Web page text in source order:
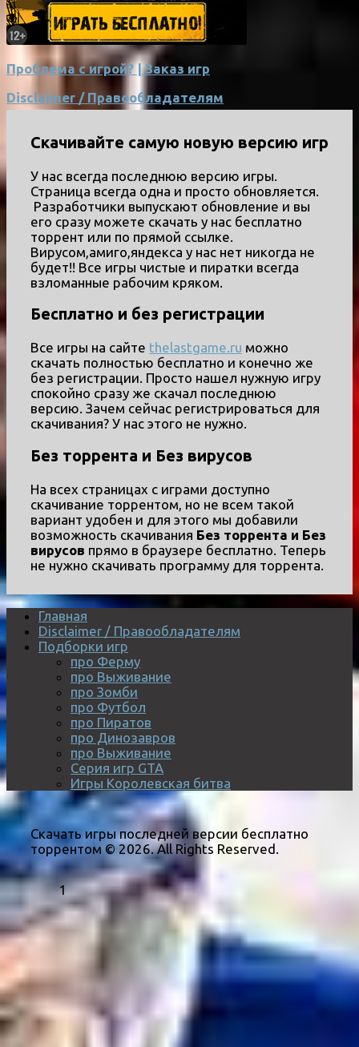
Проблема с игрой? | Заказ игр
Disclaimer / Правообладателям
Скачивайте самую новую версию игр
У нас всегда последнюю версию игры.
Страница всегда одна и просто обновляется.
Разработчики выпускают обновление и вы
его сразу можете скачать у нас бесплатно
торрент или по прямой ссылке.
Вирусом,амиго,яндекса у нас нет никогда не
будет!! Все игры чистые и пиратки всегда
взломанные рабочим кряком.
Бесплатно и без регистрации
Все игры на сайте thelastgame.ru можно
скачать полностью бесплатно и конечно же
без регистрации. Просто нашел нужную игру
спокойно сразу же скачал последнюю
версию. Зачем сейчас регистрироваться для
скачивания? У нас этого не нужно.
Без торрента и Без вирусов
На всех страницах с играми доступно
скачивание торрентом, но не всем такой
вариант удобен и для этого мы добавили
возможность скачивания Без торрента и Без
вирусов прямо в браузере бесплатно. Теперь
не нужно скачивать программу для торрента.
Главная
Disclaimer / Правообладателям
Подборки игр
про Ферму
про Выживание
про Зомби
про Футбол
про Пиратов
про Динозавров
про Выживание
Серия игр GTA
Игры Королевская битва
Скачать игры последней версии бесплатно
торрентом © 2026. All Rights Reserved.
1